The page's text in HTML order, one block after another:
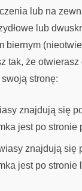
lub na
lub
biernym
tak, że otwierasz
stronę:
znajdują się
jest po stronie
znajdują się
jest po stronie